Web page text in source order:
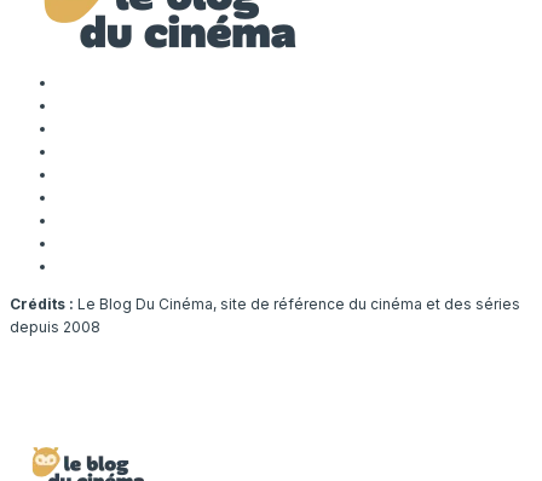
Crédits : Le Blog Du Cinéma, site de référence du cinéma et des séries
depuis 2008